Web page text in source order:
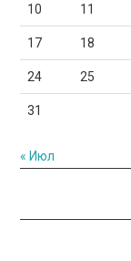
10 11
17 18
24 25
31
« Июл